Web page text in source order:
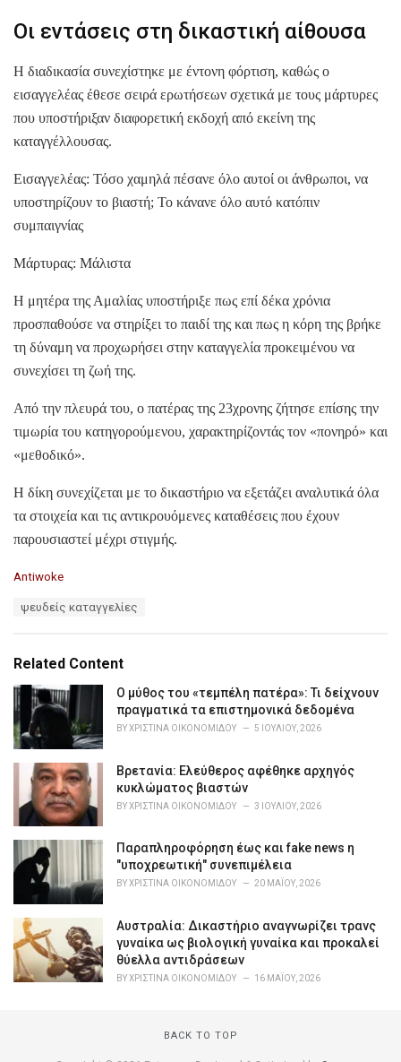
Οι εντάσεις στη δικαστική αίθουσα
Η διαδικασία συνεχίστηκε με έντονη φόρτιση, καθώς ο
εισαγγελέας έθεσε σειρά ερωτήσεων σχετικά με τους μάρτυρες
που υποστήριξαν διαφορετική εκδοχή από εκείνη της
καταγγέλλουσας.
Εισαγγελέας: Τόσο χαμηλά πέσανε όλο αυτοί οι άνθρωποι, να
υποστηρίζουν το βιαστή; Το κάνανε όλο αυτό κατόπιν
συμπαιγνίας
Μάρτυρας: Μάλιστα
Η μητέρα της Αμαλίας υποστήριξε πως επί δέκα χρόνια
προσπαθούσε να στηρίξει το παιδί της και πως η κόρη της βρήκε
τη δύναμη να προχωρήσει στην καταγγελία προκειμένου να
συνεχίσει τη ζωή της.
Από την πλευρά του, ο πατέρας της 23χρονης ζήτησε επίσης την
τιμωρία του κατηγορούμενου, χαρακτηρίζοντάς τον «πονηρό» και
«μεθοδικό».
Η δίκη συνεχίζεται με το δικαστήριο να εξετάζει αναλυτικά όλα
τα στοιχεία και τις αντικρουόμενες καταθέσεις που έχουν
παρουσιαστεί μέχρι στιγμής.
C
o
r
i
e
s
:
Antiwoke
:
ψευδείς καταγγελίες
Related Content
Ο μύθος του «τεμπέλη πατέρα»: Τι δείχνουν
πραγματικά τα επιστημονικά δεδομένα
BYΧΡΙΣΤΊΝΑ ΟΙΚΟΝΟΜΊΔΟΥ 5 ΙΟΥΛΊΟΥ, 2026
Βρετανία: Ελεύθερος αφέθηκε αρχηγός
κυκλώματος βιαστών
BYΧΡΙΣΤΊΝΑ ΟΙΚΟΝΟΜΊΔΟΥ 3 ΙΟΥΛΊΟΥ, 2026
Παραπληροφόρηση έως και fake news η
"υποχρεωτική" συνεπιμέλεια
BYΧΡΙΣΤΊΝΑ ΟΙΚΟΝΟΜΊΔΟΥ 20 ΜΑΪ́ΟΥ, 2026
Αυστραλία: Δικαστήριο αναγνωρίζει τρανς
γυναίκα ως βιολογική γυναίκα και προκαλεί
θύελλα αντιδράσεων
BYΧΡΙΣΤΊΝΑ ΟΙΚΟΝΟΜΊΔΟΥ 16 ΜΑΪ́ΟΥ, 2026
BACK TO TOP